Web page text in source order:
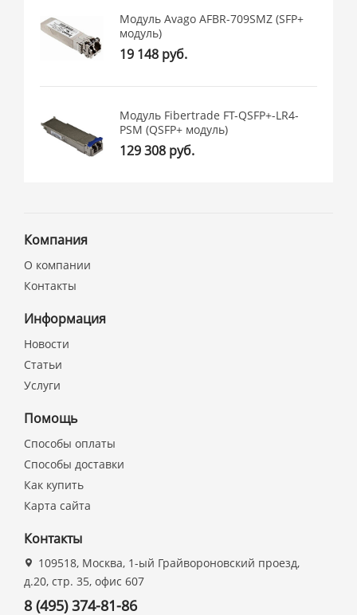
Модуль Avago AFBR-709SMZ (SFP+
модуль)
19 148 руб.
Модуль Fibertrade FT-QSFP+-LR4-
PSM (QSFP+ модуль)
129 308 руб.
Компания
О компании
Контакты
Информация
Новости
Статьи
Услуги
Помощь
Способы оплаты
Способы доставки
Как купить
Карта сайта
Контакты
109518, Москва, 1-ый Грайвороновский проезд,
д.20, стр. 35, офис 607
8 (495) 374-81-86